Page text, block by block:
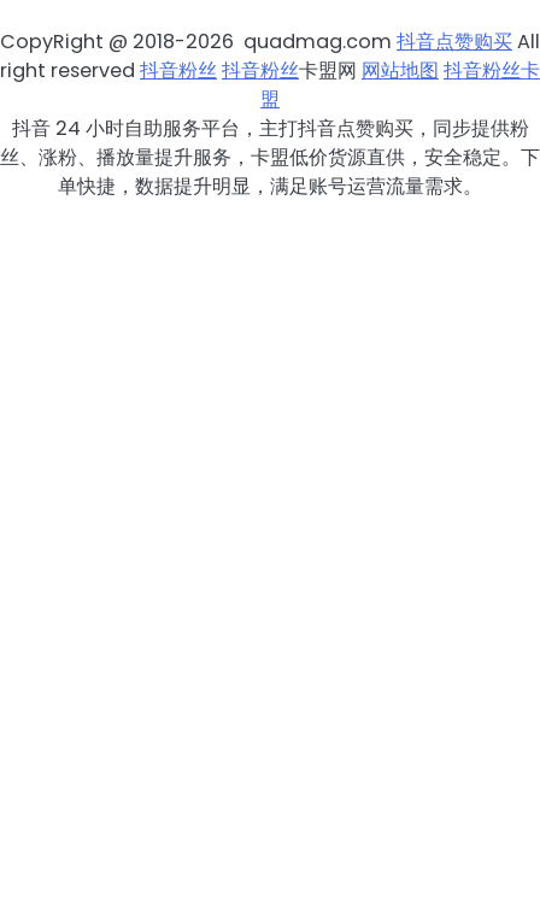
CopyRight @ 2018-2026 quadmag.com 抖音点赞购买All
right reserved 抖音粉丝抖音粉丝卡盟网 网站地图 抖音粉丝卡
盟
抖音 24 小时自助服务平台，主打抖音点赞购买，同步提供粉
丝、涨粉、播放量提升服务，卡盟低价货源直供，安全稳定。下
单快捷，数据提升明显，满足账号运营流量需求。